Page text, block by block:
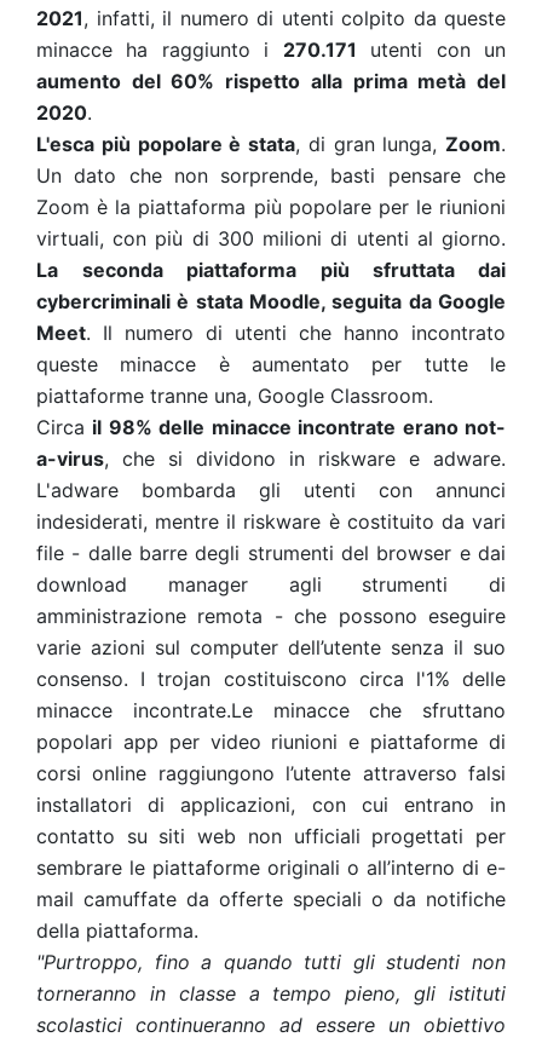
2021, infatti, il numero di utenti colpito da queste
minacce ha raggiunto i 270.171 utenti con un
aumento del 60% rispetto alla prima metà del
2020.
L'esca più popolare è stata, di gran lunga, Zoom.
Un dato che non sorprende, basti pensare che
Zoom è la piattaforma più popolare per le riunioni
virtuali, con più di 300 milioni di utenti al giorno.
La
seconda piattaforma più sfruttata dai
cybercriminali è stata Moodle, seguita da Google
Meet. Il numero di utenti che hanno incontrato
queste minacce è aumentato per tutte le
piattaforme tranne una, Google Classroom.
Circa il 98% delle minacce incontrate erano not-
a-virus, che si dividono in riskware e adware.
L'adware bombarda gli utenti con annunci
indesiderati, mentre il riskware è costituito da vari
file - dalle barre degli strumenti del browser e dai
download manager agli strumenti di
amministrazione remota - che possono eseguire
varie azioni sul computer dell’utente senza il suo
consenso. I trojan costituiscono circa l'1% delle
minacce incontrate.Le minacce che sfruttano
popolari app per video riunioni e piattaforme di
corsi online raggiungono l’utente attraverso falsi
installatori di applicazioni, con cui entrano in
contatto su siti web non ufficiali progettati per
sembrare le piattaforme originali o all’interno di e-
mail camuffate da offerte speciali o da notifiche
della piattaforma.
"Purtroppo, fino a quando tutti gli studenti non
torneranno in classe a tempo pieno, gli istituti
scolastici continueranno ad essere un obiettivo